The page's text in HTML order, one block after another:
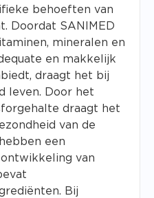
behoeften van
Doordat SANIMED
mineralen en
en makkelijk
draagt het bij
leven. Door het
draagt het
van de
een
van
Bij